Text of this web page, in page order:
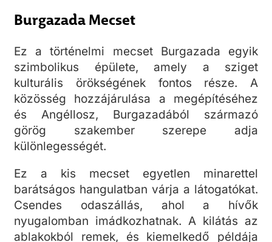
Burgazada Mecset
Ez a történelmi mecset Burgazada egyik
szimbolikus épülete, amely a sziget
kulturális örökségének fontos része. A
közösség hozzájárulása a megépítéséhez
és Angéllosz, Burgazadából származó
görög szakember szerepe adja
különlegességét.
Ez a kis mecset egyetlen minarettel
barátságos hangulatban várja a látogatókat.
Csendes odaszállás, ahol a hívők
nyugalomban imádkozhatnak. A kilátás az
ablakokból remek, és kiemelkedő példája